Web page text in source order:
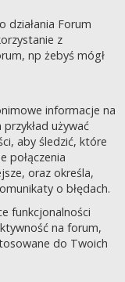
działania Forum
z
np żebyś mógł
informacje na
używać
aby śledzić, które
połączenia
oraz określa,
o błędach.
funkcjonalności
na forum,
do Twoich